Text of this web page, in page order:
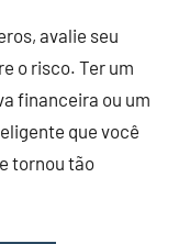
avalie seu
o risco. Ter um
financeira ou um
que você
tornou tão